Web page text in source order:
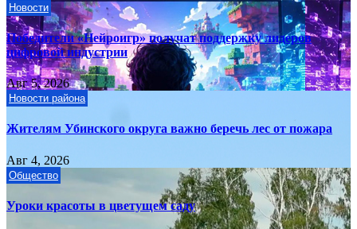
Новости
Победители «Нейроигр» получат поддержку лидеров
цифровой индустрии
Авг 5, 2026
Новости района
Жителям Убинского округа важно беречь лес от пожара
Авг 4, 2026
Общество
Уроки красоты в цветущем саду